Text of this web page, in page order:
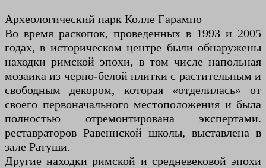
Археологический парк Колле Гарампо
Во время раскопок, проведенных в 1993 и 2005
годах, в историческом центре были обнаружены
находки римской эпохи, в том числе напольная
мозаика из черно-белой плитки с растительным и
свободным декором, которая «отделилась» от
своего первоначального местоположения и была
полностью отремонтирована экспертами.
реставраторов Равеннской школы, выставлена ​​в
зале Ратуши.
Другие находки римской и средневековой эпохи